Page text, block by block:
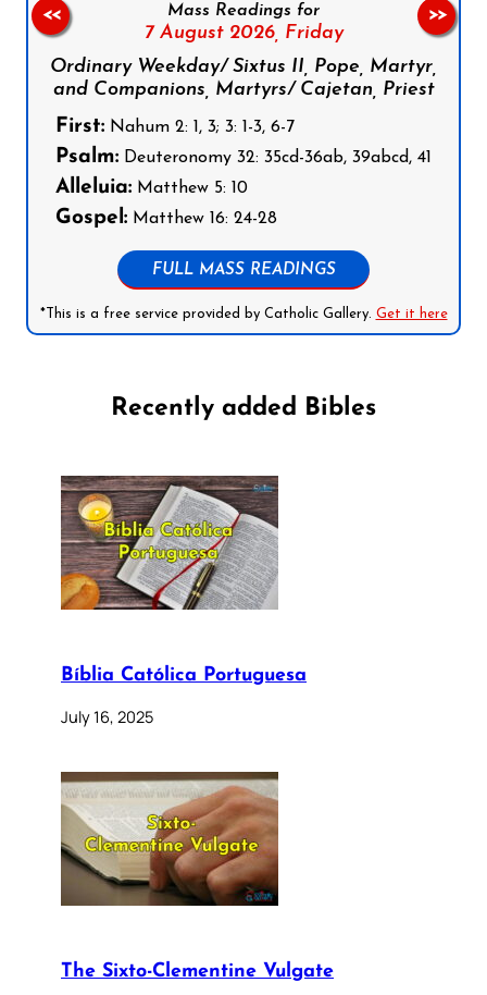
Mass Readings for
7 August 2026, Friday
Ordinary Weekday/ Sixtus II, Pope, Martyr,
and Companions, Martyrs/ Cajetan, Priest
First: Nahum 2: 1, 3; 3: 1-3, 6-7
Psalm: Deuteronomy 32: 35cd-36ab, 39abcd, 41
Alleluia: Matthew 5: 10
Gospel: Matthew 16: 24-28
FULL MASS READINGS
*This is a free service provided by Catholic Gallery. Get it here
<< >>
Recently added Bibles
Bíblia Católica Portuguesa
July 16, 2025
The Sixto-Clementine Vulgate